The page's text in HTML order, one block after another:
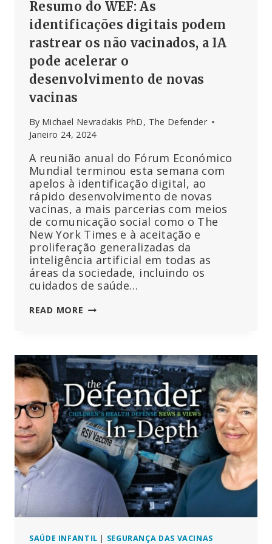
MARÇO
DE
2020
Resumo do WEF: As
identificações digitais podem
rastrear os não vacinados, a IA
pode acelerar o
desenvolvimento de novas
vacinas
By Michael Nevradakis PhD, The Defender
Janeiro 24, 2024
A reunião anual do Fórum Económico
Mundial terminou esta semana com
apelos à identificação digital, ao
rápido desenvolvimento de novas
vacinas, a mais parcerias com meios
de comunicação social como o The
New York Times e à aceitação e
proliferação generalizadas da
inteligência artificial em todas as
áreas da sociedade, incluindo os
cuidados de saúde…
READ MORE RESUMO
IDENTIFICAÇÕES
DIGITAIS
PODEM
RASTREAR
OS
NÃO
VACINADOS,
A
IA
PODE
ACELERAR
O
DESENVOLVIMENTO
NOVAS
SAÚDE INFANTIL | SEGURANÇA DAS VACINAS